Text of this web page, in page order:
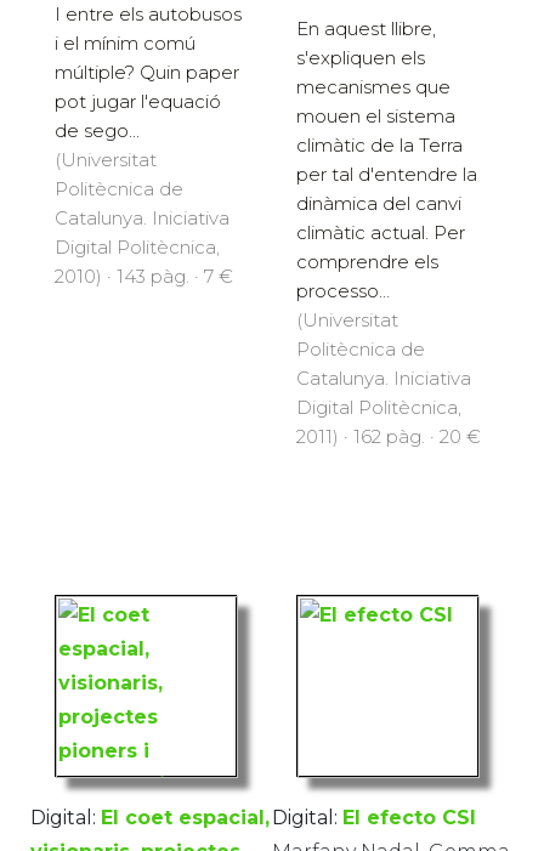
I entre els autobusos
i el mínim comú
múltiple? Quin paper
pot jugar l'equació
de sego...
(Universitat
Politècnica de
Catalunya. Iniciativa
Digital Politècnica,
2010) · 143 pàg. · 7 €
En aquest llibre,
s'expliquen els
mecanismes que
mouen el sistema
climàtic de la Terra
per tal d'entendre la
dinàmica del canvi
climàtic actual. Per
comprendre els
processo...
(Universitat
Politècnica de
Catalunya. Iniciativa
Digital Politècnica,
2011) · 162 pàg. · 20 €
Digital: El coet espacial,Digital: El efecto CSI